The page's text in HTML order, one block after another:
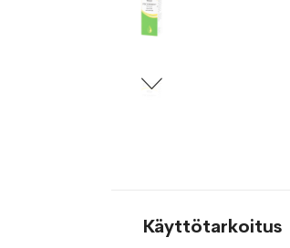
Käyttötarkoitus